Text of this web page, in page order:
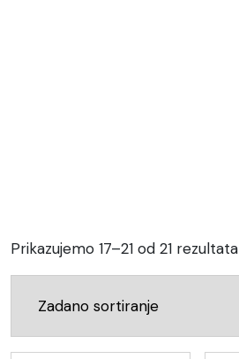
Prikazujemo 17–21 od 21 rezultata